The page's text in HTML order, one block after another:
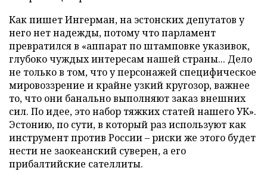
Как пишет Ингерман, на эстонских депутатов у
него нет надежды, потому что парламент
превратился в «аппарат по штамповке указивок,
глубоко чуждых интересам нашей страны... Дело
не только в том, что у персонажей специфическое
мировоззрение и крайне узкий кругозор, важнее
то, что они банально выполняют заказ внешних
сил. По идее, это набор тяжких статей нашего УК».
Эстонию, по сути, в который раз используют как
инструмент против России – риски же этого будет
нести не заокеанский суверен, а его
прибалтийские сателлиты.